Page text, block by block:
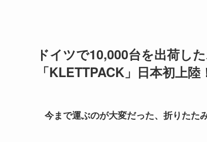
ドイツで10,000台を出荷し
「KLETTPACK」日本初上陸
今まで運ぶのが大変だった、折りたた